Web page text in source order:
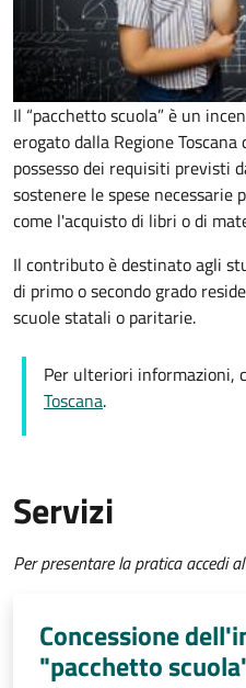
Il “pacchetto scuola” è un
erogato dalla Regione
possesso dei requisiti previsti
sostenere le spese necessarie
come l'acquisto di libri o di
Il contributo è destinato agli
di primo o secondo grado
scuole statali o paritarie.
Per ulteriori informazioni,
Toscana.
Servizi
Per presentare la pratica accedi
Concessione
"pacchetto